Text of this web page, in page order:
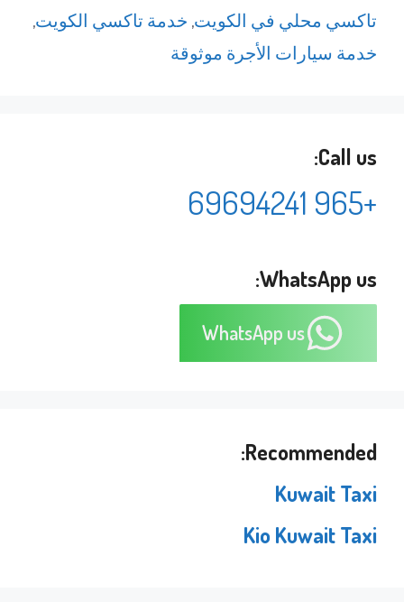
تاكسي محلي في الكويت, خدمة تاكسي الكويت,
خدمة سيارات الأجرة موثوقة
Call us:
+965 69694241
WhatsApp us:
WhatsApp us
Recommended:
Kuwait Taxi
Kio Kuwait Taxi